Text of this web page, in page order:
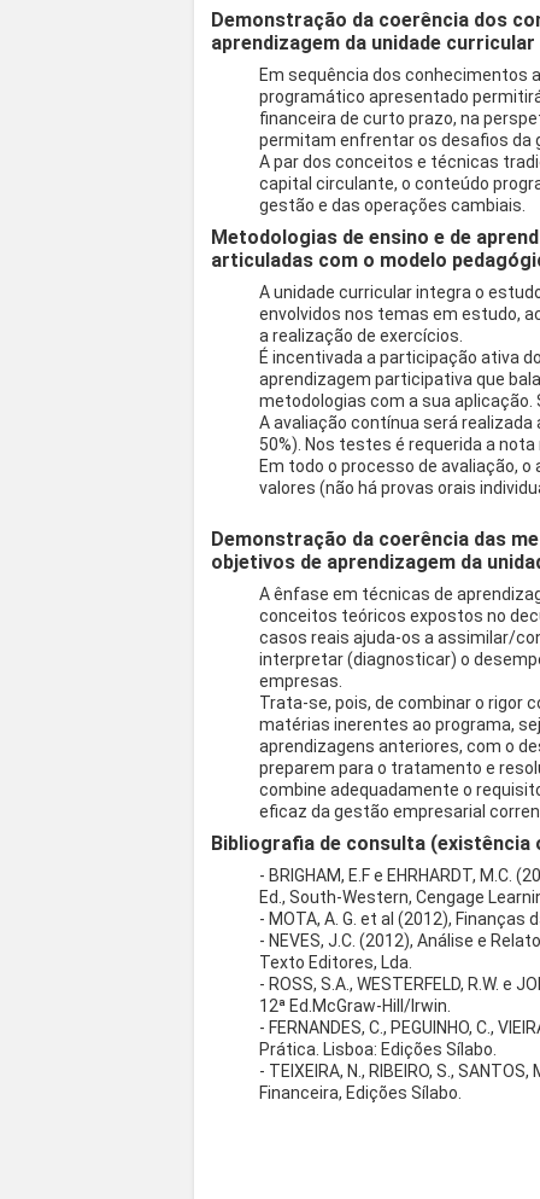
Demonstração da coerência dos
aprendizagem da unidade curricular
Em sequência dos conhecimentos
programático apresentado
financeira de curto prazo, na
permitam enfrentar os desafios da
A par dos conceitos e técnicas
capital circulante, o conteúdo
gestão e das operações cambiais.
Metodologias de ensino e de
articuladas com o modelo
A unidade curricular integra o
envolvidos nos temas em estudo,
a realização de exercícios.
É incentivada a participação ativa
aprendizagem participativa que
metodologias com a sua
A avaliação contínua será
50%). Nos testes é requerida a
Em todo o processo de avaliação,
valores (não há provas orais
Demonstração da coerência das
objetivos de aprendizagem da
A ênfase em técnicas de
conceitos teóricos expostos no
casos reais ajuda-os a assimilar/
interpretar (diagnosticar) o
empresas.
Trata-se, pois, de combinar o rigor
matérias inerentes ao programa,
aprendizagens anteriores, com o
preparem para o tratamento e
combine adequadamente o
eficaz da gestão empresarial
Bibliografia de consulta
- BRIGHAM, E.F e EHRHARDT,
Ed., South-Western, Cengage
- MOTA, A. G. et al (2012), Finanças
- NEVES, J.C. (2012), Análise e
Texto Editores, Lda.
- ROSS, S.A., WESTERFELD, R.W. e
12ª Ed.McGraw-Hill/Irwin.
- FERNANDES, C., PEGUINHO, C.,
Prática. Lisboa: Edições Sílabo.
- TEIXEIRA, N., RIBEIRO, S.,
Financeira, Edições Sílabo.